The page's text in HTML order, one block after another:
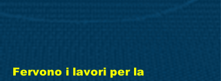
Fervono i lavori per la